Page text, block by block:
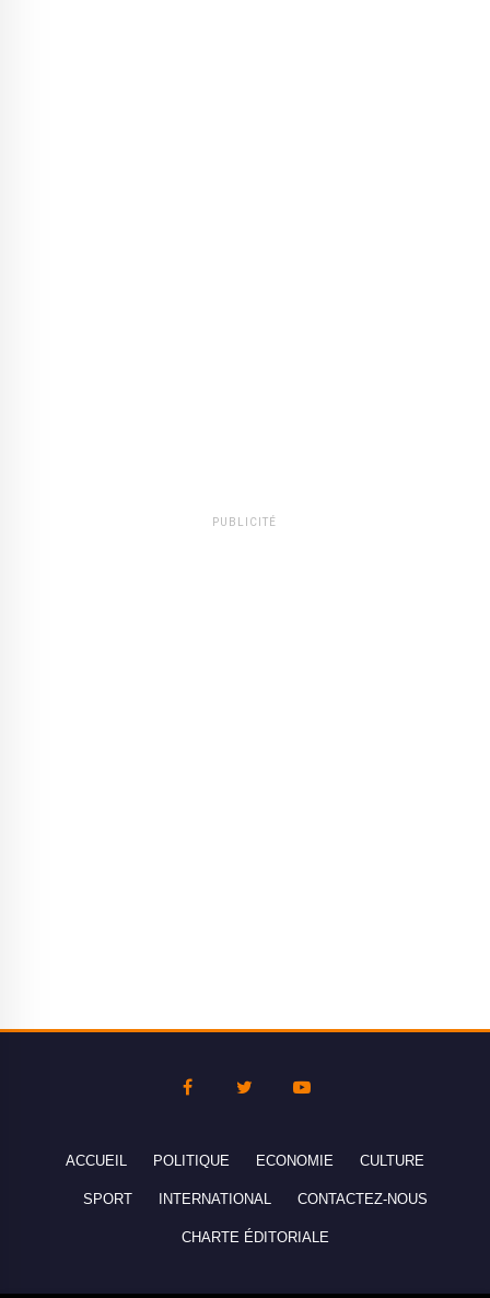
PUBLICITÉ
ACCUEIL POLITIQUE ECONOMIE CULTURE
SPORT INTERNATIONAL CONTACTEZ-NOUS
CHARTE ÉDITORIALE